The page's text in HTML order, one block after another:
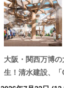
大阪・関西万博
生！清水建設、